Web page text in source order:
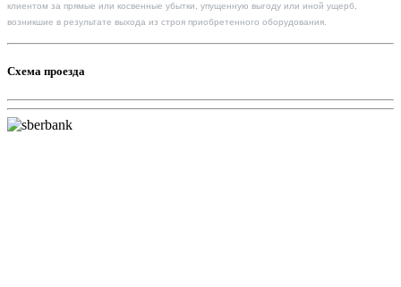
клиентом за прямые или косвенные убытки, упущенную выгоду или иной ущерб,
возникшие в результате выхода из строя приобретенного оборудования.
Схема проезда